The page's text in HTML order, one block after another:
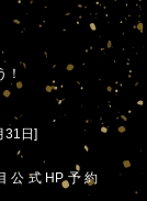
！
31日]
公式HP予約